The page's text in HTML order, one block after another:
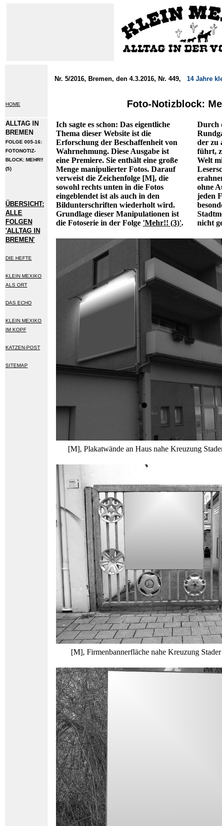
HOME
Nr. 5/2016, Bremen, den 4.3.2016, Nr. 449, 14 Jahre
Foto-Notizblock:
ALLTAG IN
BREMEN
FOLGE 005-16:
FOTONOTIZ-
BLOCK: MEHR!!
(5)
ÜBERSICHT:
ALLE
FOLGEN
'ALLTAG IN
BREMEN'
DIE HEFTE
KLEIN MEXIKO
ALS ORT
DAS ECHO
KLEIN MEXIKO
IM KOPF
KATZEN-POST
SITEMAP
Ich sagte es schon: Das eigentliche
Thema dieser Website ist die
Erforschung der Beschaffenheit von
Wahrnehmung. Diese Ausgabe ist
eine Premiere. Sie enthält eine große
Menge manipulierter Fotos. Darauf
verweist die Zeichenfolge [M], die
sowohl rechts unten in die Fotos
eingeblendet ist als auch in den
Bildunterschriften wiederholt wird.
Grundlage dieser Manipulationen ist
die Fotoserie in der Folge 'Mehr!! (3)'.
Durch
der zu
führt,
Welt
ohne
jeden
nicht
[M], Plakatwände an Haus nahe Kreuzung
[M], Firmenbannerfläche nahe Kreuzung